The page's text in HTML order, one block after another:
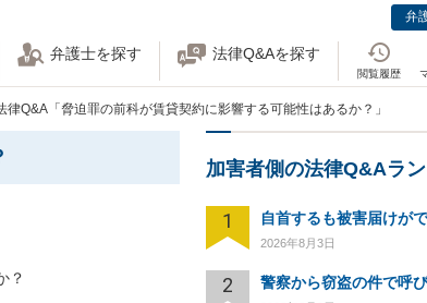
弁
弁護士を探す 法律Q&Aを探す
閲覧履歴
律Q&A「脅迫罪の前科が賃貸契約に影響する可能性はあるか？」
？
加害者側の法律Q&Aラ
1
2026年8月3日
2